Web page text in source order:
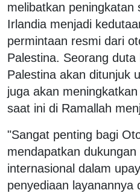
melibatkan peningkatan
Irlandia menjadi
permintaan resmi dari
Palestina. Seorang
Palestina akan ditunjuk
juga akan
saat ini di Ramallah
"Sangat penting bagi
mendapatkan
internasional dalam
penyediaan layanannya